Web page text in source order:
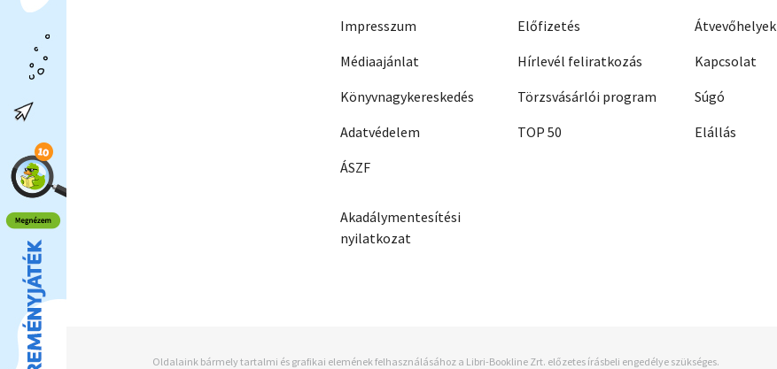
Impresszum
Médiaajánlat
Könyvnagykereskedés
Adatvédelem
ÁSZF
Akadálymentesítési
nyilatkozat
Előfizetés
Hírlevél feliratkozás
Törzsvásárlói program
TOP 50
Átvevőhelyek
Kapcsolat
Súgó
Elállás
Oldalaink bármely tartalmi és grafikai elemének felhasználásához a Libri-Bookline Zrt. előzetes írásbeli engedélye szükséges.